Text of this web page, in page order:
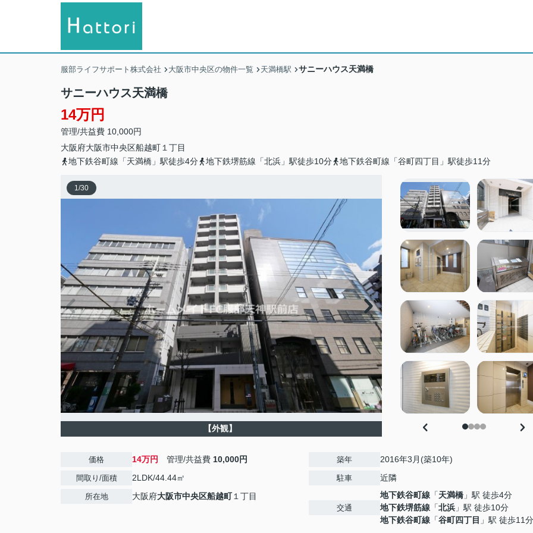
服部ライフサポート株式会社 大阪市中央区の物件一覧 天満橋駅 サニーハウス天満橋
サニーハウス天満橋
14万円
管理/共益費 10,000円
大阪府大阪市中央区船越町 １丁目
地下鉄谷町線「天満橋」駅徒歩4分
地下鉄堺筋線「北浜」駅徒歩10分 地下鉄谷町線「谷町四丁目」駅徒歩11分
1/30
【外観】
価格 14万円 管理/共益費 10,000円
間取り/面積 2LDK/44.44㎡
所在地 大阪府大阪市中央区船越町１丁目
築年 2016年3月(築10年)
駐車 近隣
交通
地下鉄谷町線 「天満橋 」駅 徒歩4分
地下鉄堺筋線 「北浜 」駅 徒歩10分
地下鉄谷町線 「谷町四丁目 」駅 徒歩11分